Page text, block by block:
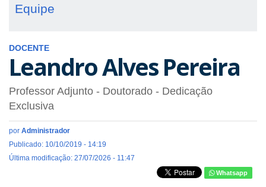
Equipe
DOCENTE
Leandro Alves Pereira
Professor Adjunto - Doutorado - Dedicação
Exclusiva
por Administrador
Publicado: 10/10/2019 - 14:19
Última modificação: 27/07/2026 - 11:47
Whatsapp